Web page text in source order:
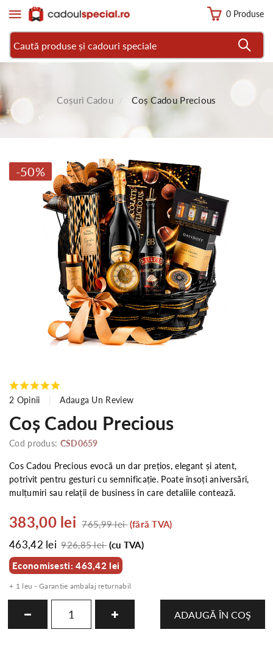
0 Produse
Coșuri Cadou Coș Cadou Precious
-50%
2 Opinii Adauga Un Review
Coș Cadou Precious
Cod produs: CSD0659
Cos Cadou Precious evocă un dar prețios, elegant și atent,
potrivit pentru gesturi cu semnificație. Poate însoți aniversări,
mulțumiri sau relații de business în care detaliile contează.
383,00 lei 765,99 lei(fără TVA)
463,42 lei 926,85 lei(cu TVA)
Economisesti: 463,42 lei
+ 1 leu - Garantie ambalaj returnabil
ADAUGĂ ÎN COŞ